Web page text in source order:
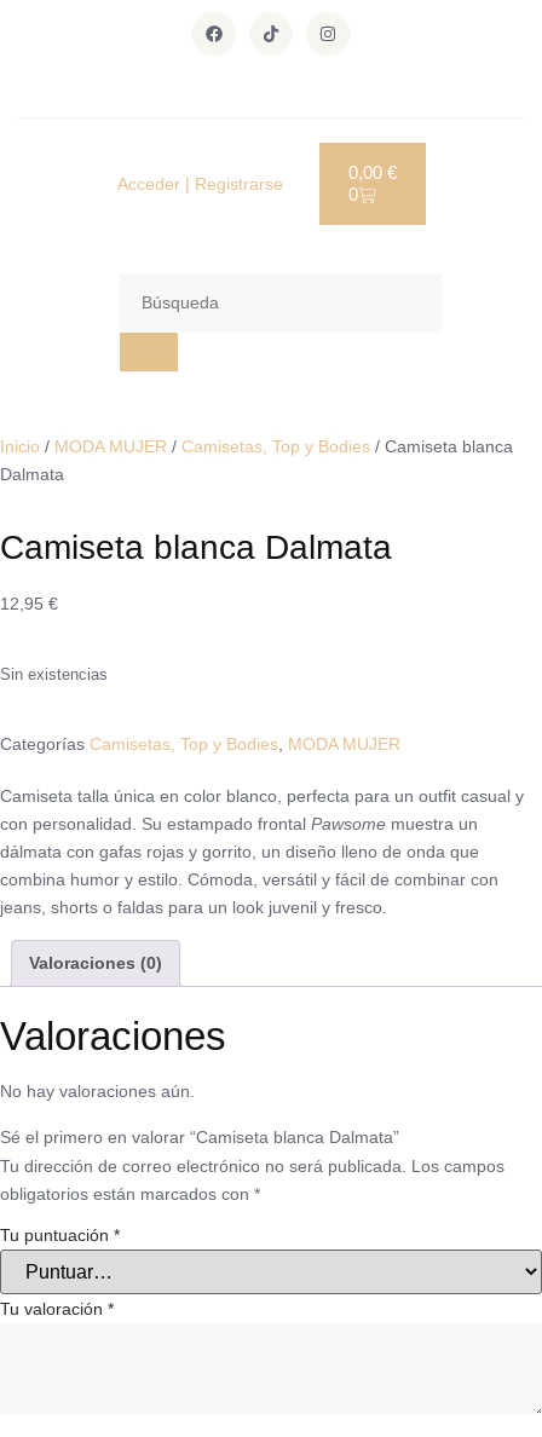
Acceder | Registrarse
0,00 €
0
Inicio / MODA MUJER / Camisetas, Top y Bodies / Camiseta blanca
Dalmata
Camiseta blanca Dalmata
12,95 €
Sin existencias
Categorías Camisetas, Top y Bodies, MODA MUJER
Camiseta talla única en color blanco, perfecta para un outfit casual y
con personalidad. Su estampado frontal Pawsome muestra un
dálmata con gafas rojas y gorrito, un diseño lleno de onda que
combina humor y estilo. Cómoda, versátil y fácil de combinar con
jeans, shorts o faldas para un look juvenil y fresco.
Valoraciones (0)
Valoraciones
No hay valoraciones aún.
Sé el primero en valorar “Camiseta blanca Dalmata”
Tu dirección de correo electrónico no será publicada.
Los campos
obligatorios están marcados con *
Tu puntuación *
Tu valoración *